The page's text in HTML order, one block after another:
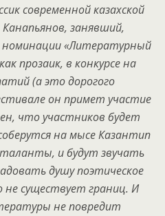
современной казахской
занявший,
«Литературный
прозаик, в конкурсе на
(а это дорогого
он примет участие
что участников будет
на мысе Казантип
и будут звучать
душу поэтическое
существует границ. И
не повредит